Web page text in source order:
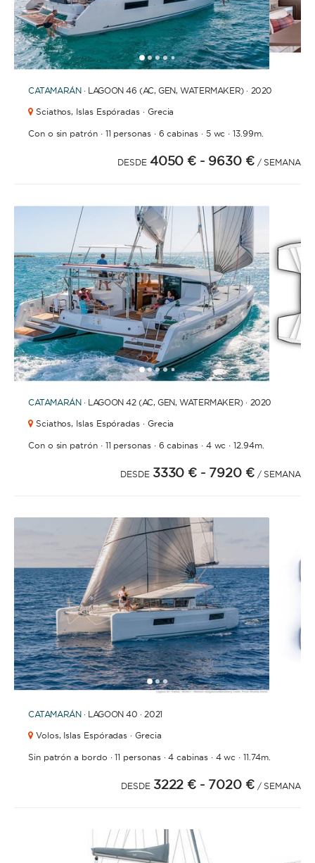
12345 67891011121314151617
CATAMARÁN · LAGOON 46 (AC, GEN, WATERMAKER) · 2020
Sciathos, Islas Espóradas · Grecia
Con o sin patrón· 11 personas· 6 cabinas· 5 wc ·13.99m.
DESDE 4050 € - 9630 € / SEMANA
12345 67891011121314151617
CATAMARÁN · LAGOON 42 (AC, GEN, WATERMAKER) · 2020
Sciathos, Islas Espóradas · Grecia
Con o sin patrón· 11 personas· 6 cabinas· 4 wc ·12.94m.
DESDE 3330 € - 7920 € / SEMANA
123
CATAMARÁN · LAGOON 40 · 2021
Volos, Islas Espóradas · Grecia
Sin patrón a bordo ·11 personas·4 cabinas· 4 wc ·11.74m.
DESDE 3222 € - 7020 € / SEMANA